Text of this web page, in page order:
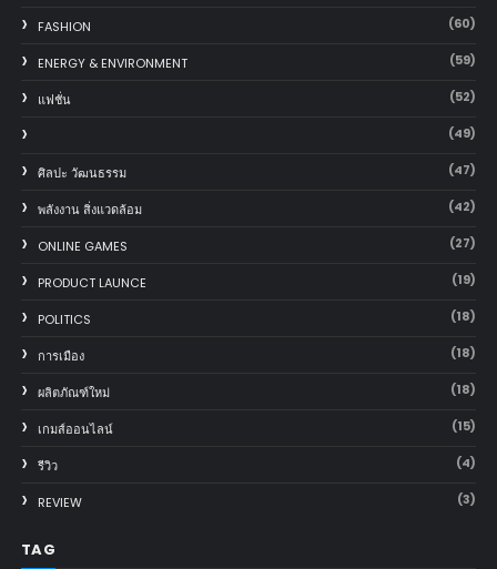
FASHION (60)
ENERGY & ENVIRONMENT (59)
แฟชั่น (52)
(49)
ศิลปะ วัฒนธรรม (47)
พลังงาน สิ่งแวดล้อม (42)
ONLINE GAMES (27)
PRODUCT LAUNCE (19)
POLITICS (18)
การเมือง (18)
ผลิตภัณฑ์ใหม่ (18)
เกมส์ออนไลน์ (15)
รีวิว (4)
REVIEW (3)
TAG